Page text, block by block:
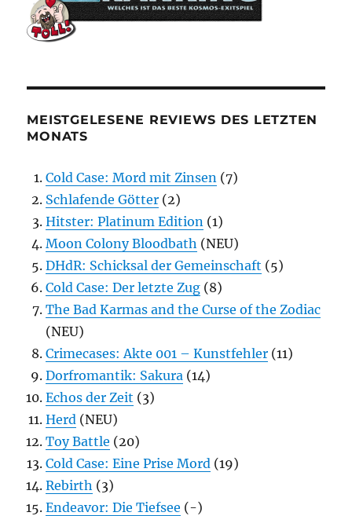
MEISTGELESENE REVIEWS DES LETZTEN
MONATS
Cold Case: Mord mit Zinsen (7)
Schlafende Götter (2)
Hitster: Platinum Edition (1)
Moon Colony Bloodbath (NEU)
DHdR: Schicksal der Gemeinschaft (5)
Cold Case: Der letzte Zug (8)
The Bad Karmas and the Curse of the Zodiac
(NEU)
Crimecases: Akte 001 – Kunstfehler (11)
Dorfromantik: Sakura (14)
Echos der Zeit (3)
Herd (NEU)
Toy Battle (20)
Cold Case: Eine Prise Mord (19)
Rebirth (3)
Endeavor: Die Tiefsee (-)